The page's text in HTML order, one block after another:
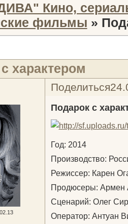
Кино,
фильмы »
характером
Поделиться
Подарок с
Год: 2014
Производство:
Режиссер: Карен
Продюсеры: Армен
Сценарий: Олег
Оператор: Антуан